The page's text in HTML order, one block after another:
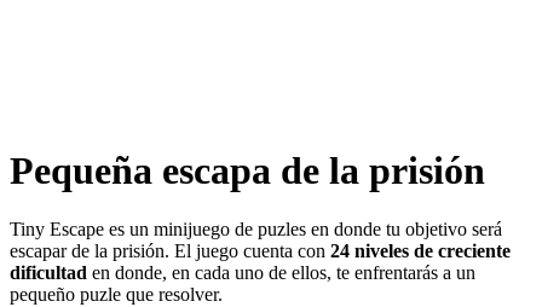
Pequeña escapa de la prisión
Tiny Escape es un minijuego de puzles en donde tu objetivo será
escapar de la prisión. El juego cuenta con 24 niveles de creciente
dificultad en donde, en cada uno de ellos, te enfrentarás a un
pequeño puzle que resolver.